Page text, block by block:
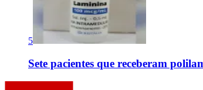
5
Sete pacientes que receberam